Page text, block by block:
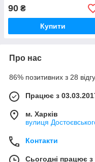
90 ₴
Купити
Про нас
86% позитивних з 28
Працює з
м. Харків
вулиця
Контакти
Сьогодні працює